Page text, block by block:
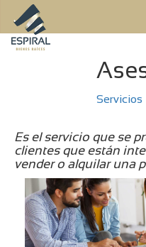
Servicios
Es el servicio que se
clientes que están
vender o alquilar una